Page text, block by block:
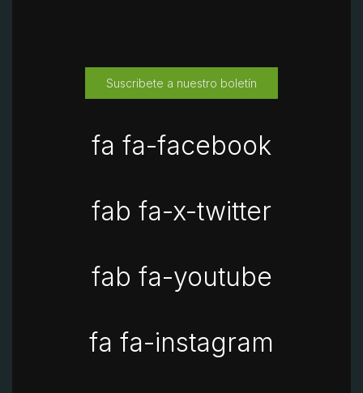
Suscribete a nuestro boletín
fa fa-facebook
fab fa-x-twitter
fab fa-youtube
fa fa-instagram